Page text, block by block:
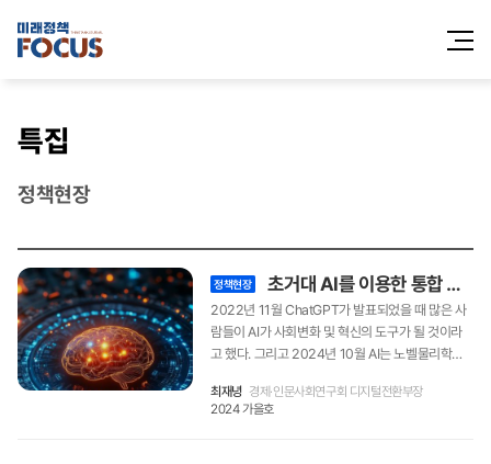
전체메
열기
특집
정책현장
정책현장 초거대 AI를 이용한 통합 연구자원 생성, 관리 서비스 개발
2022년 11월 ChatGPT가 발표되었을 때 많은 사
람들이 AI가 사회변화 및 혁신의 도구가 될 것이라
고 했다. 그리고 2024년 10월 AI는 노벨물리학상
를 이용한 통합 연구 자원 생성, 관리 서비스 개발을
지원하고 나선 이유이다. AI가 연구 분야에서도 사
최재녕 경제·인문사회연구회 디지털전환부장
2024 가을호